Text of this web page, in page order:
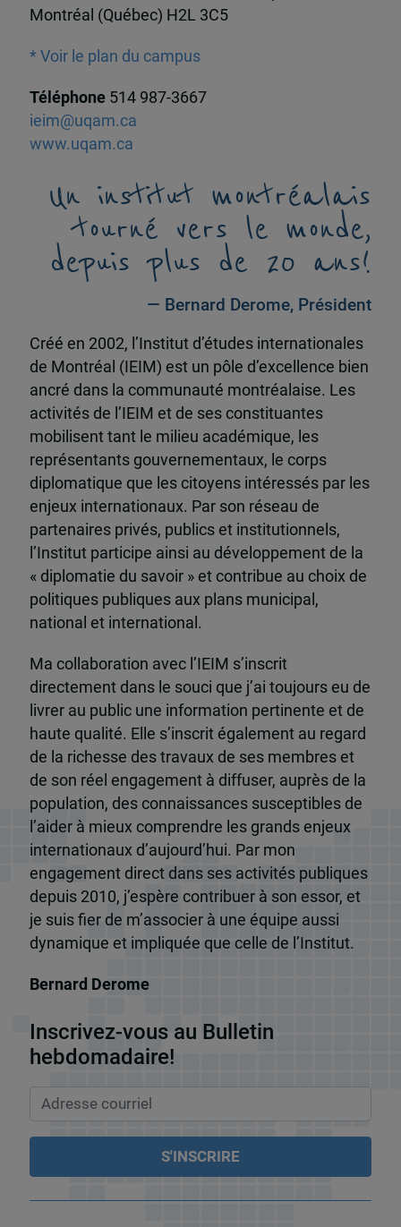
Montréal (Québec) H2L 3C5
* Voir le plan du campus
Téléphone 514 987-3667
ieim@uqam.ca
www.uqam.ca
Un institut montréalais
tourné vers le monde,
depuis plus de 20 ans!
— Bernard Derome, Président
Créé en 2002, l’Institut d’études internationales
de Montréal (IEIM) est un pôle d’excellence bien
ancré dans la communauté montréalaise. Les
activités de l’IEIM et de ses constituantes
mobilisent tant le milieu académique, les
représentants gouvernementaux, le corps
diplomatique que les citoyens intéressés par les
enjeux internationaux. Par son réseau de
partenaires privés, publics et institutionnels,
l’Institut participe ainsi au développement de la
« diplomatie du savoir » et contribue au choix de
politiques publiques aux plans municipal,
national et international.
Ma collaboration avec l’IEIM s’inscrit
directement dans le souci que j’ai toujours eu de
livrer au public une information pertinente et de
haute qualité. Elle s’inscrit également au regard
de la richesse des travaux de ses membres et
de son réel engagement à diffuser, auprès de la
population, des connaissances susceptibles de
l’aider à mieux comprendre les grands enjeux
internationaux d’aujourd’hui. Par mon
engagement direct dans ses activités publiques
depuis 2010, j’espère contribuer à son essor, et
je suis fier de m’associer à une équipe aussi
dynamique et impliquée que celle de l’Institut.
Bernard Derome
Inscrivez-vous au Bulletin
hebdomadaire!